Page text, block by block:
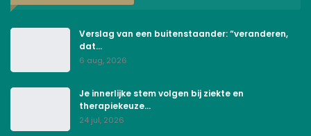
Verslag van een buitenstaander: “veranderen,
dat…
6 aug, 2026
Je innerlijke stem volgen bij ziekte en
therapiekeuze…
24 jul, 2026